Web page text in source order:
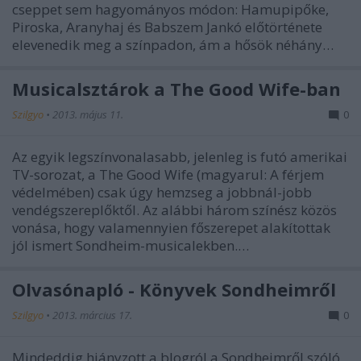
cseppet sem hagyományos módon: Hamupipőke,
Piroska, Aranyhaj és Babszem Jankó előtörténete
elevenedik meg a színpadon, ám a hősök néhány…
Musicalsztárok a The Good Wife-ban
Szilgyo • 2013. május 11. 0
Az egyik legszínvonalasabb, jelenleg is futó amerikai
TV-sorozat, a The Good Wife (magyarul: A férjem
védelmében) csak úgy hemzseg a jobbnál-jobb
vendégszereplőktől. Az alábbi három színész közös
vonása, hogy valamennyien főszerepet alakítottak
jól ismert Sondheim-musicalekben.…
Olvasónapló - Könyvek Sondheimről
Szilgyo • 2013. március 17. 0